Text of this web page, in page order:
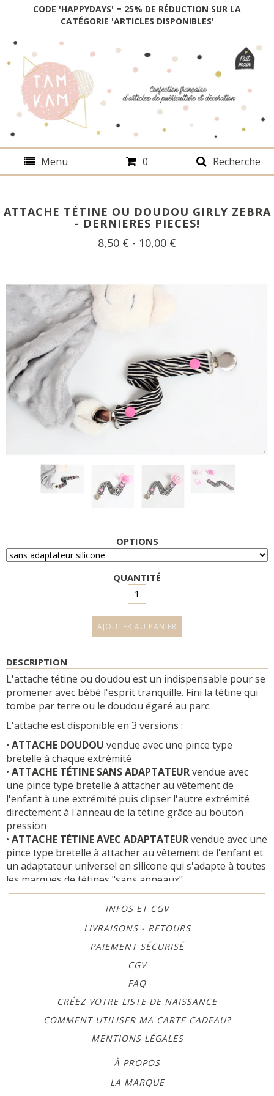
CODE 'HAPPYDAYS' = 25% DE RÉDUCTION SUR LA
CATÉGORIE 'ARTICLES DISPONIBLES'
Menu 0 Recherche
ATTACHE TÉTINE OU DOUDOU GIRLY ZEBRA
- DERNIERES PIECES!
8,50 € - 10,00 €
OPTIONS
QUANTITÉ
DESCRIPTION
L'attache tétine ou doudou est un indispensable pour se
promener avec bébé l'esprit tranquille. Fini la tétine qui
tombe par terre ou le doudou égaré au parc.
L'attache est disponible en 3 versions :
• ATTACHE DOUDOU vendue avec une pince type
bretelle à chaque extrémité
• ATTACHE TÉTINE SANS ADAPTATEURvendue avec
une pince type bretelle à attacher au vêtement de
l'enfant à une extrémité puis clipser l'autre extrémité
directement à l'anneau de la tétine grâce au bouton
pression
• ATTACHE TÉTINE AVEC ADAPTATEURvendue avec une
pince type bretelle à attacher au vêtement de l'enfant et
un adaptateur universel en silicone qui s'adapte à toutes
les marques de tétines "sans anneaux"
plastique à l'intérieur pour ne pas abîmer le vêtement.
Ajoutez le prénom de bébé grâce à l'option
personnalisation.
Longueur de l'attache (boutons attachés) : 21 cm
ENTRETIEN :
adaptateur)
++ ENVOI SUIVI ++
INFOS ET CGV
LIVRAISONS - RETOURS
PAIEMENT SÉCURISÉ
CGV
FAQ
CRÉEZ VOTRE LISTE DE NAISSANCE
COMMENT UTILISER MA CARTE CADEAU?
MENTIONS LÉGALES
À PROPOS
LA MARQUE